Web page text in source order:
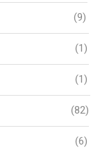
(9)
(1)
(1)
(82)
(6)